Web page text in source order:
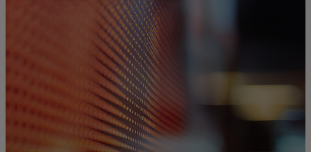
Pour vous
Pour les entreprises
Pour le monde